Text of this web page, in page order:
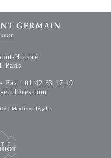
Honoré
Paris
Fax : 01.42.33.17.19
encheres.com
| Mentions légales